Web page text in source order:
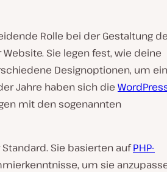
Rolle bei der Gestaltung
Sie legen fest, wie deine
Designoptionen, um
Jahre haben sich die
mit den sogenannten
Sie basierten aufPHP-
um sie